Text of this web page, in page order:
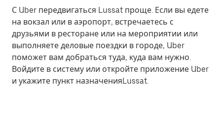
С Uber передвигаться Lussat проще. Если вы едете
на вокзал или в аэропорт, встречаетесь с
друзьями в ресторане или на мероприятии или
выполняете деловые поездки в городе, Uber
поможет вам добраться туда, куда вам нужно.
Войдите в систему или откройте приложение Uber
и укажите пункт назначенияLussat.